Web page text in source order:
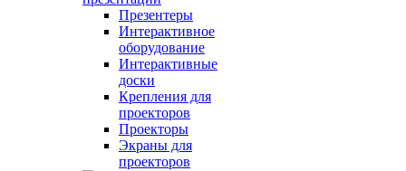
Презентеры
Интерактивное
оборудование
Интерактивные
доски
Крепления для
проекторов
Проекторы
Экраны для
проекторов